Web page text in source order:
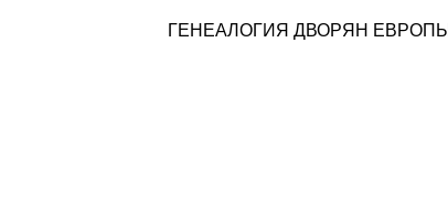
ГЕНЕАЛОГИЯ ДВОРЯН ЕВРОПЫ